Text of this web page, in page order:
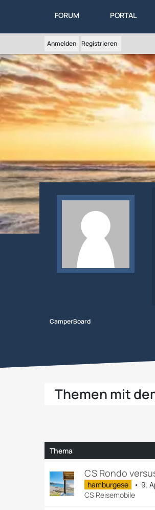
FORUM PORTAL
Anmelden Registrieren
CamperBoard
Themen mit
Thema
CS Rondo
hamburgese
9.
CS Reisemobile